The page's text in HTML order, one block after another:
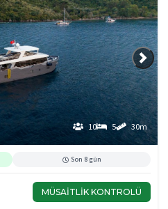
10 5 30m
Son 8 gün
MÜSAITLIK KONTROLÜ